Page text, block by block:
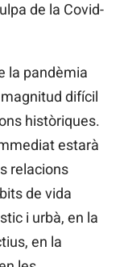
de la Covid-
la pandèmia
difícil
històriques.
estarà
relacions
de vida
i urbà, en la
en la